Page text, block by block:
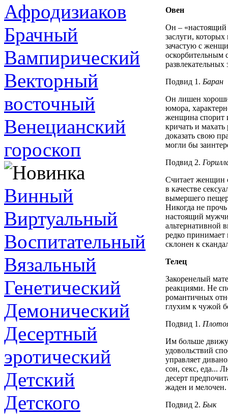
Афродизиаков
Брачный
Вампирический
Векторный
восточный
Венецианский
гороскоп
Винный
Виртуальный
Воспитательный
Вязальный
Генетический
Демонический
Десертный
эротический
Детский
Детского
Овен
Он – «настоящий
заслуги,
зачастую с
оскорбительным
развлекательных
Подвид 1. Баран
Он лишен
юмора,
женщина спорит
кричать и
доказать свою
могли бы
Подвид 2.
Считает женщин
в качестве
вымершего
Никогда не
настоящий
альтернативной
редко принимает
склонен к
Телец
Закоренелый
реакциями. Не
романтичных
глухим к чужой
Подвид 1.
Им больше
удовольствий
управляет
сон, секс, еда...
десерт
жаден и мелочен.
Подвид 2. Бык